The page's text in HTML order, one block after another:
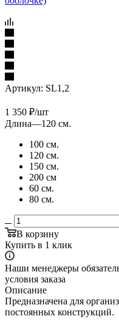
Артикул: SL1,2
1 350 ₽/шт
Длина—120 см.
100 см.
120 см.
150 см.
200 см
60 см.
80 см.
В корзину
Купить в 1 клик
Наши менеджеры
условия заказа
Описание
Предназначена для
постоянных конструкций.